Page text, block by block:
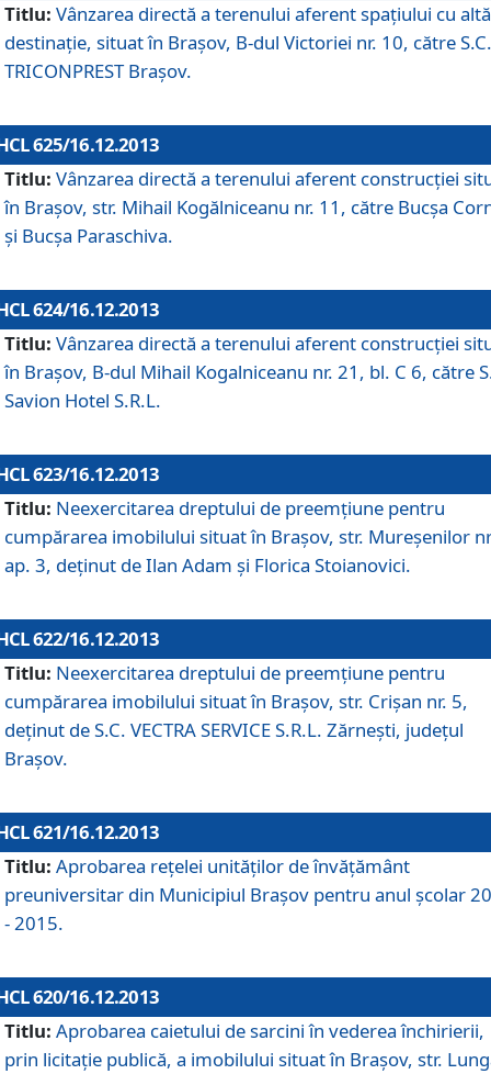
Titlu: Vânzarea directă a terenului aferent spaţiului cu altă
destinaţie, situat în Braşov, B-dul Victoriei nr. 10, către S.C.
TRICONPREST Braşov.
625/16.12.2013
Titlu: Vânzarea directă a terenului aferent construcţiei
în Braşov, str. Mihail Kogălniceanu nr. 11, către Bucşa
şi Bucşa Paraschiva.
624/16.12.2013
Titlu: Vânzarea directă a terenului aferent construcţiei
în Braşov, B-dul Mihail Kogalniceanu nr. 21, bl. C 6, către
Savion Hotel S.R.L.
623/16.12.2013
Titlu: Neexercitarea dreptului de preemţiune pentru
cumpărarea imobilului situat în Braşov, str. Mureşenilor
ap. 3, deţinut de Ilan Adam şi Florica Stoianovici.
622/16.12.2013
Titlu: Neexercitarea dreptului de preemţiune pentru
cumpărarea imobilului situat în Braşov, str. Crişan nr. 5,
deţinut de S.C. VECTRA SERVICE S.R.L. Zărneşti, judeţul
Braşov.
621/16.12.2013
Titlu: Aprobarea reţelei unităţilor de învăţământ
preuniversitar din Municipiul Braşov pentru anul şcolar
- 2015.
620/16.12.2013
Titlu: Aprobarea caietului de sarcini în vederea închirierii,
prin licitaţie publică, a imobilului situat în Braşov, str.